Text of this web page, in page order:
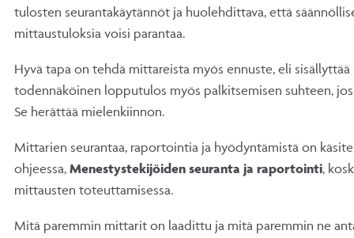
tulosten seurantakäytännöt ja huolehdittava, että
mittaustuloksia voisi parantaa.
Hyvä tapa on tehdä mittareista myös ennuste, eli
todennäköinen lopputulos myös palkitsemisen suhteen,
Se herättää mielenkiinnon.
Mittarien seurantaa, raportointia ja hyödyntämistä on
ohjeessa, Menestystekijöiden seuranta ja raportointi,
mittausten toteuttamisessa.
Mitä paremmin mittarit on laadittu ja mitä paremmin ne